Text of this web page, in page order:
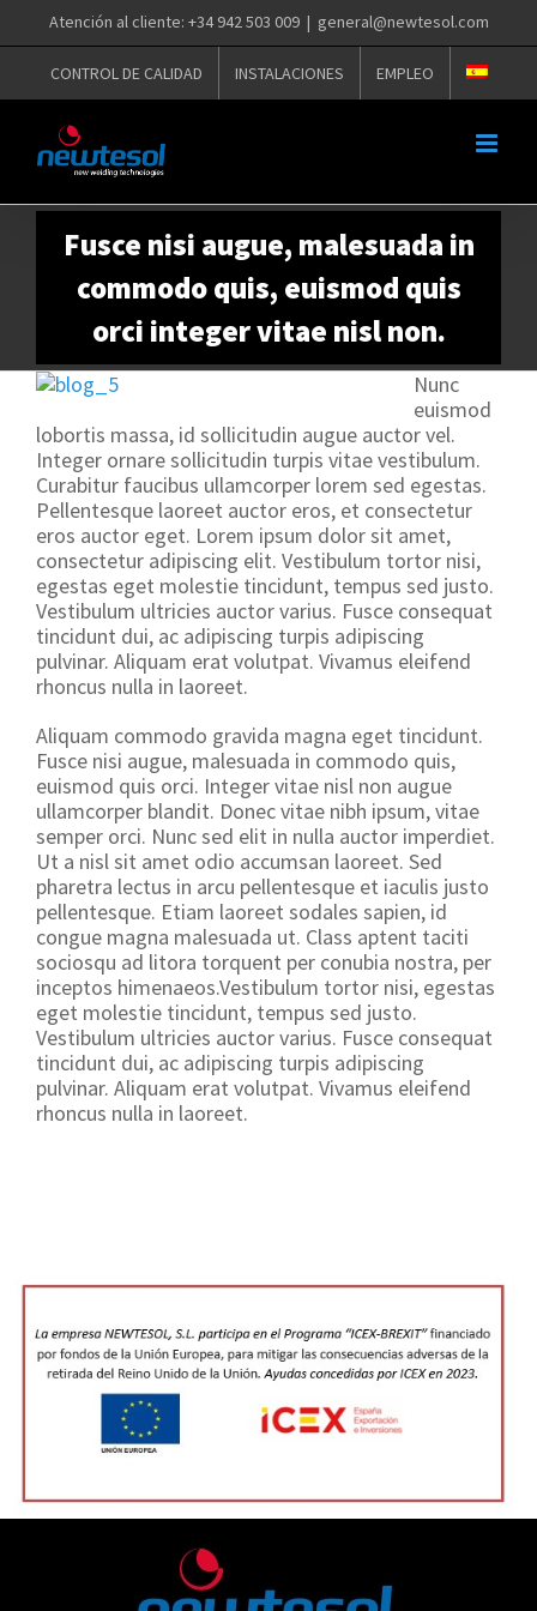
contenido
Atención al cliente: +34 942 503 009 | general@newtesol.com
CONTROL DE CALIDAD INSTALACIONES EMPLEO
Fusce nisi augue, malesuada in
commodo quis, euismod quis
orci integer vitae nisl non.
Nunc
euismod
lobortis massa, id sollicitudin augue auctor vel.
Integer ornare sollicitudin turpis vitae vestibulum.
Curabitur faucibus ullamcorper lorem sed egestas.
Pellentesque laoreet auctor eros, et consectetur
eros auctor eget. Lorem ipsum dolor sit amet,
consectetur adipiscing elit. Vestibulum tortor nisi,
egestas eget molestie tincidunt, tempus sed justo.
Vestibulum ultricies auctor varius. Fusce consequat
tincidunt dui, ac adipiscing turpis adipiscing
pulvinar. Aliquam erat volutpat. Vivamus eleifend
rhoncus nulla in laoreet.
Aliquam commodo gravida magna eget tincidunt.
Fusce nisi augue, malesuada in commodo quis,
euismod quis orci. Integer vitae nisl non augue
ullamcorper blandit. Donec vitae nibh ipsum, vitae
semper orci. Nunc sed elit in nulla auctor imperdiet.
Ut a nisl sit amet odio accumsan laoreet. Sed
pharetra lectus in arcu pellentesque et iaculis justo
pellentesque. Etiam laoreet sodales sapien, id
congue magna malesuada ut. Class aptent taciti
sociosqu ad litora torquent per conubia nostra, per
inceptos himenaeos.Vestibulum tortor nisi, egestas
eget molestie tincidunt, tempus sed justo.
Vestibulum ultricies auctor varius. Fusce consequat
tincidunt dui, ac adipiscing turpis adipiscing
pulvinar. Aliquam erat volutpat. Vivamus eleifend
rhoncus nulla in laoreet.